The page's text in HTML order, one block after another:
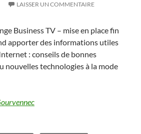
LAISSER UN COMMENTAIRE
Business TV – mise en place fin
apporter des informations utiles
: conseils de bonnes
nouvelles technologies à la mode